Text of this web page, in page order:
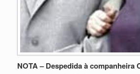
NOTA – Despedida à companheira